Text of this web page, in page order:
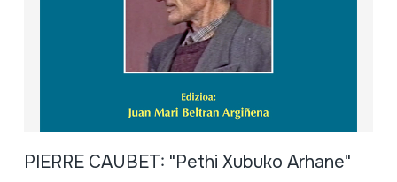
PIERRE CAUBET: "Pethi Xubuko Arhane"